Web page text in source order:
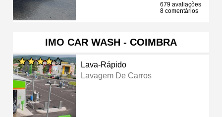
679 avaliações
8 comentários
IMO CAR WASH - COIMBRA
Lava-Rápido
Lavagem De Carros